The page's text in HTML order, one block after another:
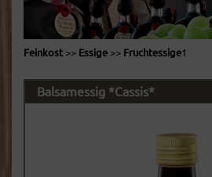
Feinkost >> Essige >> Fruchtessige1
Balsamessig *Cassis*